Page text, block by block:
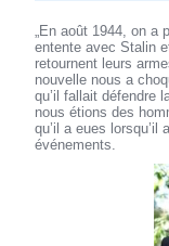
„En août 1944, on a
entente avec Stalin
retournent leurs
nouvelle nous a
qu’il fallait défendre
nous étions des
qu’il a eues
événements.